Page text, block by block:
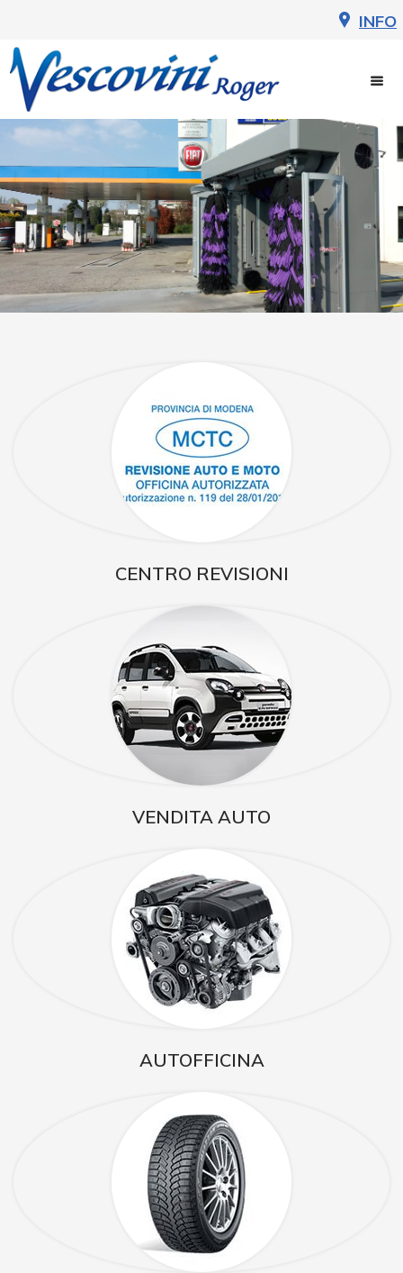
CENTRO REVISIONI
VENDITA AUTO
AUTOFFICINA